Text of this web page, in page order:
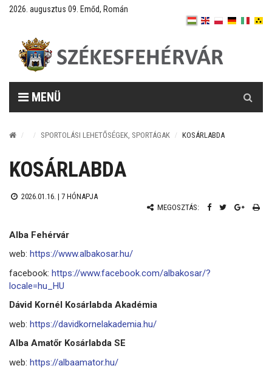
2026. augusztus 09. Emőd, Román
MENÜ
SPORTOLÁSI LEHETŐSÉGEK, SPORTÁGAK KOSÁRLABDA
KOSÁRLABDA
2026.01.16. | 7 HÓNAPJA
MEGOSZTÁS:
Alba Fehérvár
web: https://www.albakosar.hu/
facebook: https://www.facebook.com/albakosar/?
locale=hu_HU
Dávid Kornél Kosárlabda Akadémia
web: https://davidkornelakademia.hu/
Alba Amatőr Kosárlabda SE
web: https://albaamator.hu/